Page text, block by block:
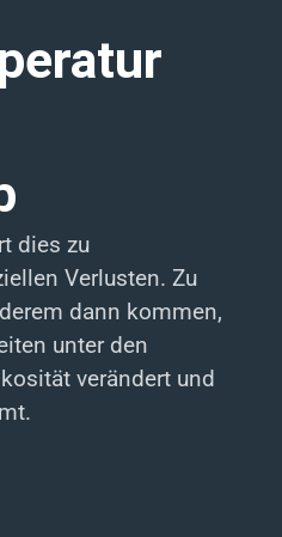
dies zu
Verlusten. Zu
dann kommen,
unter den
verändert und